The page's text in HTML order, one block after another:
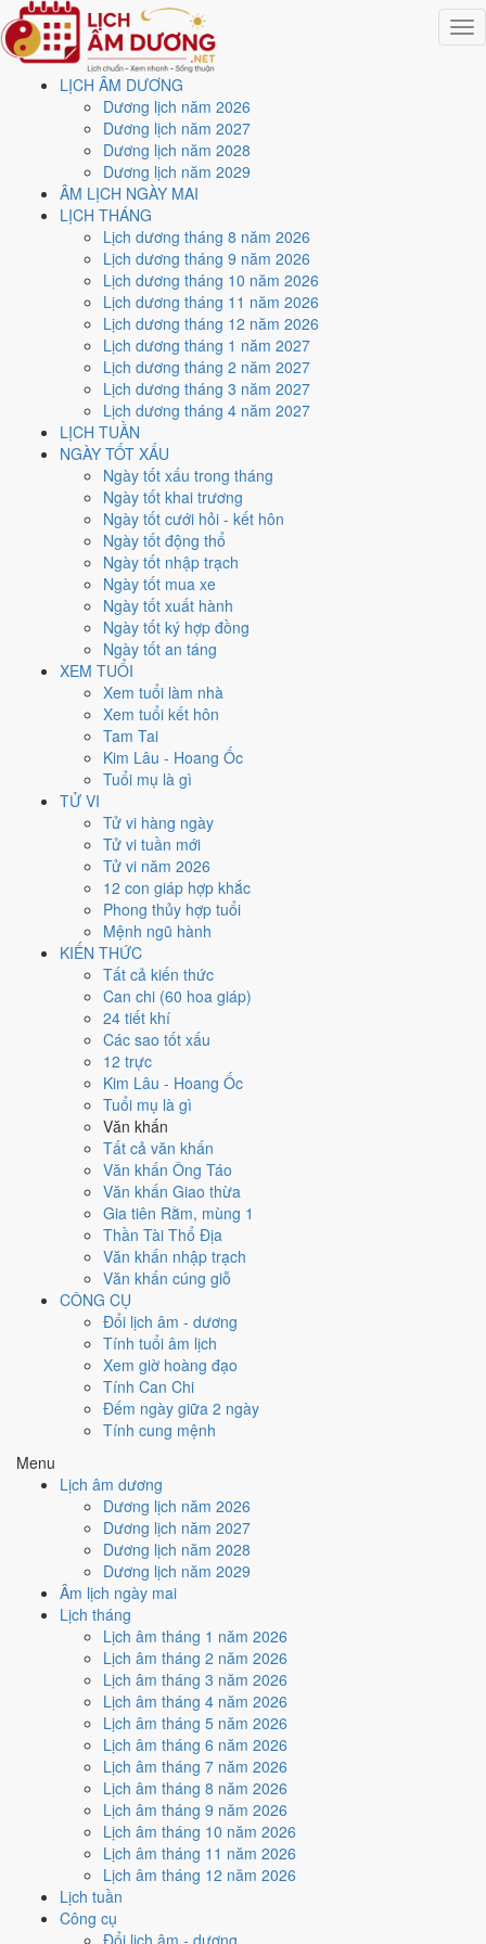
LỊCH ÂM DƯƠNG
Dương lịch năm 2026
Dương lịch năm 2027
Dương lịch năm 2028
Dương lịch năm 2029
ÂM LỊCH NGÀY MAI
LỊCH THÁNG
Lịch dương tháng 8 năm 2026
Lịch dương tháng 9 năm 2026
Lịch dương tháng 10 năm 2026
Lịch dương tháng 11 năm 2026
Lịch dương tháng 12 năm 2026
Lịch dương tháng 1 năm 2027
Lịch dương tháng 2 năm 2027
Lịch dương tháng 3 năm 2027
Lịch dương tháng 4 năm 2027
LỊCH TUẦN
NGÀY TỐT XẤU
Ngày tốt xấu trong tháng
Ngày tốt khai trương
Ngày tốt cưới hỏi - kết hôn
Ngày tốt động thổ
Ngày tốt nhập trạch
Ngày tốt mua xe
Ngày tốt xuất hành
Ngày tốt ký hợp đồng
Ngày tốt an táng
XEM TUỔI
Xem tuổi làm nhà
Xem tuổi kết hôn
Tam Tai
Kim Lâu - Hoang Ốc
Tuổi mụ là gì
TỬ VI
Tử vi hàng ngày
Tử vi tuần mới
Tử vi năm 2026
12 con giáp hợp khắc
Phong thủy hợp tuổi
Mệnh ngũ hành
KIẾN THỨC
Tất cả kiến thức
Can chi (60 hoa giáp)
24 tiết khí
Các sao tốt xấu
12 trực
Kim Lâu - Hoang Ốc
Tuổi mụ là gì
Văn khấn
Tất cả văn khấn
Văn khấn Ông Táo
Văn khấn Giao thừa
Gia tiên Rằm, mùng 1
Thần Tài Thổ Địa
Văn khấn nhập trạch
Văn khấn cúng giỗ
CÔNG CỤ
Đổi lịch âm - dương
Tính tuổi âm lịch
Xem giờ hoàng đạo
Tính Can Chi
Đếm ngày giữa 2 ngày
Tính cung mệnh
Menu
Lịch âm dương
Dương lịch năm 2026
Dương lịch năm 2027
Dương lịch năm 2028
Dương lịch năm 2029
Âm lịch ngày mai
Lịch tháng
Lịch âm tháng 1 năm 2026
Lịch âm tháng 2 năm 2026
Lịch âm tháng 3 năm 2026
Lịch âm tháng 4 năm 2026
Lịch âm tháng 5 năm 2026
Lịch âm tháng 6 năm 2026
Lịch âm tháng 7 năm 2026
Lịch âm tháng 8 năm 2026
Lịch âm tháng 9 năm 2026
Lịch âm tháng 10 năm 2026
Lịch âm tháng 11 năm 2026
Lịch âm tháng 12 năm 2026
Lịch tuần
Công cụ
Đổi lịch âm - dương
Trang chủ
Lịch năm 2027
Tháng 2/2027
Ngày 26/2/2027 (Bính Tý)
Xem ngày26/2/2027
lịch - Ngày 21/1 âm lịch
(Bính Tý) tốt hay xấu?
Ngày 26/2/2027 dương lịch (Thứ Sáu) là ngày 21/1/2027 âm lịch
Bính Tý- Chi khắc Can, Trực Khai, Sao Quỷ, nạp âm Giản
Hạ Thủy. Tổng hòa, đây làNgày Cátvới điểm trung bình
các việc quan trọng. Giờ Hoàng Đạo trong ngày:
Thân, Dậu.
Ngày Dương
Tháng 2 năm 2027
Tháng 1 âm năm 2027
Tiết Vũ Thủy
Mậu Tý
Đinh Mùi
Ngày Bính Tý có TrựcKhai(ngày khai mở, bắt đầu mới) và gặp Sao
Thanh Long hoàng đạo . Điểm trung bình 7 việc chính
Ngày Cát, thuận lợi cho các việc quan trọng.
Thân, Thìn, Sửuhợp ngày; tuổi
Ngày 26/2/2027 tốt hay xấu cho
việc gì?
Ngày 26/2/2027 đạt7.6/10 trung bình cho 7 việc chính: cao nhất là
Nhậm chức - bổ nhiệm (9/10)
. Trực Khai (ngày khai mở, bắt đầu mới) và gặp Sao Thanh Long
hoàng đạo nên điểm từng việc chênh nhau như bảng dưới.
Cưới hỏi - đính hôn
Rất tốt
Cưới hỏi - đính hôn hôm nay ở
Khai và Ngày Hoàng Đạo, nhưng Sao Quỷ kéo giảm điểm.
Cách tính ngày tốt
Khai trương - mở cửa hàng
Rất tốt
Khai trương - mở cửa hàng hôm nay ở
Trực Khai và Ngày Hoàng Đạo
Cách tính ngày tốt
Ký hợp đồng - giao ước
Trung bình
Ký hợp đồng - giao ước hôm nay ở
hợp
Cách tính ngày tốt
Động thổ - khởi công
Rất tốt
Động thổ - khởi công hôm nay ở
Trực Khai và Ngày Hoàng Đạo
điểm.
Cách tính ngày tốt
Nhập trạch - vào nhà mới
Rất tốt
Nhập trạch - vào nhà mới hôm nay ở
Trực Khai và Ngày Hoàng Đạo
Cách tính ngày tốt
Mua xe - tậu xe
Rất tốt
Mua xe - tậu xe hôm nay ởmức rất tốt (8/10)
Khai và Ngày Hoàng Đạo , nhưng Sao Quỷ kéo giảm điểm.
Cách tính ngày tốt
✈️
Xuất hành - đi xa
Rất tốt